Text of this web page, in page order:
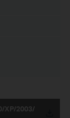
XP/2003/